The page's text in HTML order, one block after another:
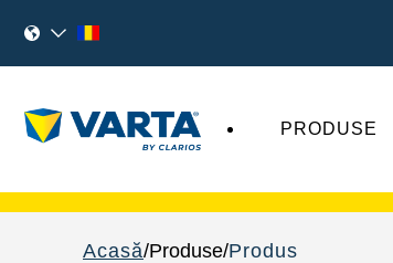
PRODUSE
Acasă Produse Produs